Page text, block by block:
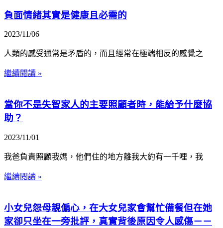
負面情緒其實是健康且必需的
2023/11/06
人類的感受通常是矛盾的，而且經常在極端相反的感覺之
繼續閱讀 »
當你不是失智家人的主要照顧者時，能給予什麼協
助？
2023/11/01
我爸負責照顧我媽，他們住的地方離我大約有一千哩，我
繼續閱讀 »
小女兒怨母親偏心，在大女兒家會幫忙備餐但在她
家卻只坐在一旁批評，真實背後原因令人感傷－－